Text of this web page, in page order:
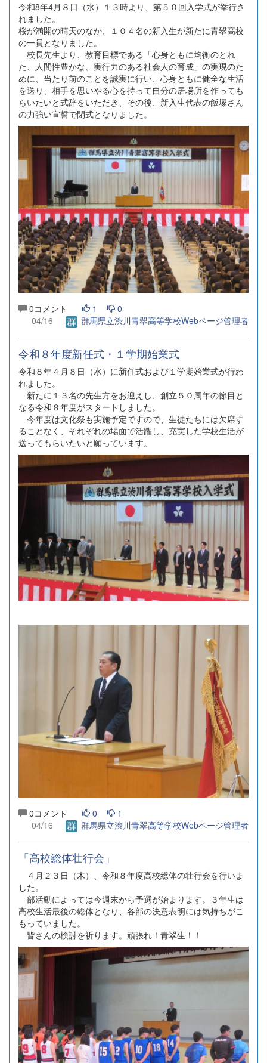
令和8年4月８日（水）１３時より、第５０回入学式が挙行さ
れました。
桜が満開の晴天のなか、１０４名の新入生が新たに青翠高校
の一員となりました。
校長先生より、教育目標である「心身ともに均衡のとれ
た、人間性豊かな、実行力のある社会人の育成」の実現のた
めに、当たり前のことを誠実に行い、心身ともに健全な生活
を送り、相手を思いやる心を持って自分の居場所を作っても
らいたいと式辞をいただき、その後、新入生代表の飯塚さん
の力強い宣誓で閉式となりました。
0コメント 1
0
04/16
群馬県立渋川青翠高等学校Webページ管理者
令和８年度新任式・１学期始業式
令和８年４月８日（水）に新任式および１学期始業式が行わ
れました。
新たに１３名の先生方をお迎えし、創立５０周年の節目と
なる令和８年度がスタートしました。
今年度は文化祭も実施予定ですので、生徒たちには欠席す
ることなく、それぞれの場面で活躍し、充実した学校生活が
送ってもらいたいと願っています。
0コメント 0
1
04/16
群馬県立渋川青翠高等学校Webページ管理者
「高校総体壮行会」
４月２３日（木）、令和８年度高校総体の壮行会を行いま
した。
部活動によっては今週末から予選が始まります。３年生は
高校生活最後の総体となり、各部の決意表明には気持ちがこ
もっていました。
皆さんの検討を祈ります。頑張れ！青翠生！！